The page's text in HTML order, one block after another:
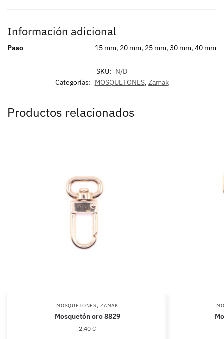
Información adicional
Paso 15 mm, 20 mm, 25 mm, 30 mm, 40 mm
SKU: N/D
Categorías: MOSQUETONES, Zamak
Productos relacionados
MOSQUETONES,ZAMAK
Mosquetón oro 8829
2,40 €